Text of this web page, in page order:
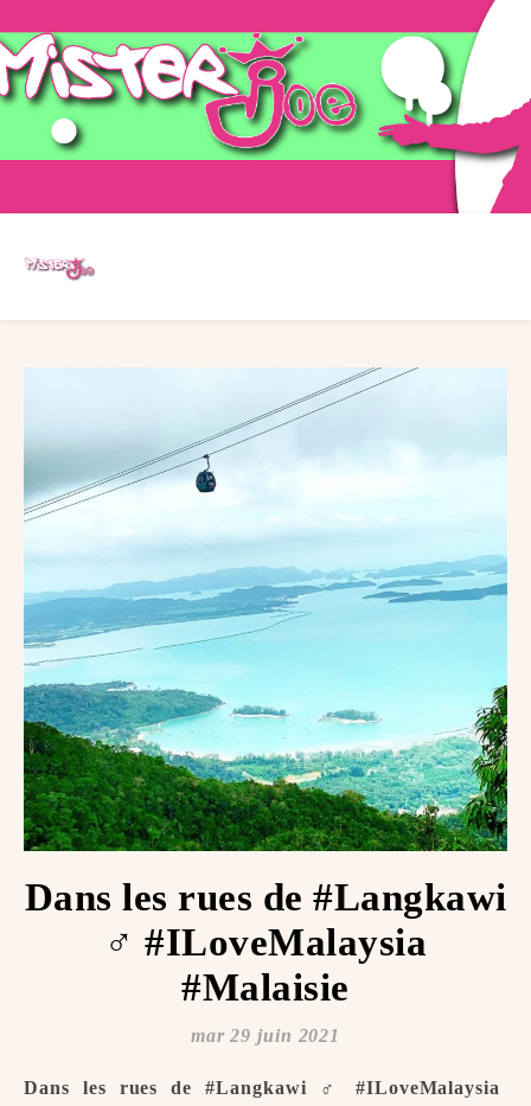
Dans les rues de #Langkawi
️️‍♂️ #ILoveMalaysia
#Malaisie
mar 29 juin 2021
Dans les rues de #Langkawi ️️‍♂️ #ILoveMalaysia